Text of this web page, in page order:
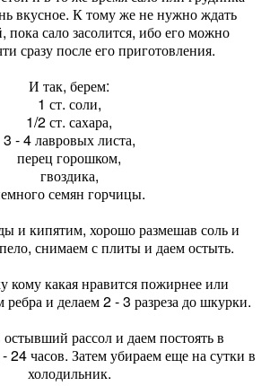
вкусное. К тому же не нужно ждать
пока сало засолится, ибо его можно
сразу после его приготовления.
И так, берем:
1 ст. соли,
1/2 ст. сахара,
3 - 4 лавровых листа,
перец горошком,
гвоздика,
семян горчицы.
и кипятим, хорошо размешав соль и
снимаем с плиты и даем остыть.
кому какая нравится пожирнее или
ребра и делаем 2 - 3 разреза до шкурки.
рассол и даем постоять в
24 часов. Затем убираем еще на сутки в
холодильник.